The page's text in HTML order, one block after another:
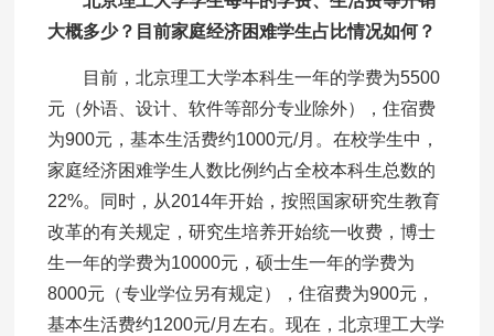
大概多少？目前家庭经济困难学生占比情况如何？
目前，北京理工大学本科生一年的学费为5500
元（外语、设计、软件等部分专业除外），住宿费
为900元，基本生活费约1000元/月。在校学生中，
家庭经济困难学生人数比例约占全校本科生总数的
22%。同时，从2014年开始，按照国家研究生教育
改革的有关规定，研究生培养开始统一收费，博士
生一年的学费为10000元，硕士生一年的学费为
8000元（专业学位另有规定），住宿费为900元，
基本生活费约1200元/月左右。现在，北京理工大学